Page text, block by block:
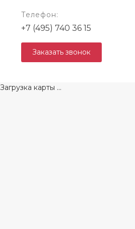
Телефон:
+7 (495) 740 36 15
Заказать звонок
Загрузка карты ...